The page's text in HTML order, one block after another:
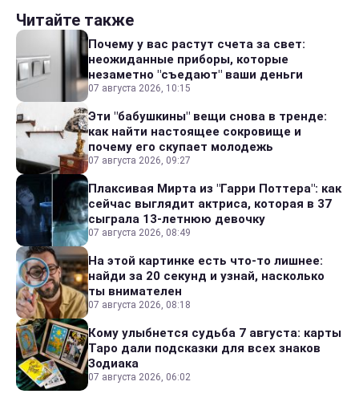
Читайте также
Почему у вас растут счета за свет:
неожиданные приборы, которые
незаметно "съедают" ваши деньги
07 августа 2026, 10:15
Эти "бабушкины" вещи снова в тренде:
как найти настоящее сокровище и
почему его скупает молодежь
07 августа 2026, 09:27
Плаксивая Мирта из "Гарри Поттера": как
сейчас выглядит актриса, которая в 37
сыграла 13-летнюю девочку
07 августа 2026, 08:49
На этой картинке есть что-то лишнее:
найди за 20 секунд и узнай, насколько
ты внимателен
07 августа 2026, 08:18
Кому улыбнется судьба 7 августа: карты
Таро дали подсказки для всех знаков
Зодиака
07 августа 2026, 06:02